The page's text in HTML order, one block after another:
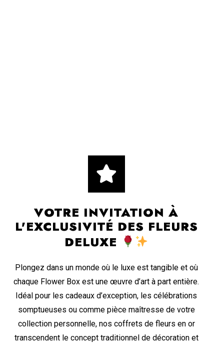
VOTRE INVITATION À
L'EXCLUSIVITÉ DES FLEURS
DELUXE
Plongez dans un monde où le luxe est tangible et où
chaque Flower Box est une œuvre d’art à part entière.
Idéal pour les cadeaux d’exception, les célébrations
somptueuses ou comme pièce maîtresse de votre
collection personnelle, nos coffrets de fleurs en or
transcendent le concept traditionnel de décoration et